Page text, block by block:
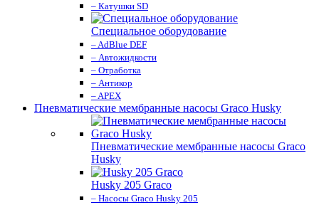
– Катушки SD
Специальное оборудование
– AdBlue DEF
– Автожидкости
– Отработка
– Антикор
– APEX
Пневматические мембранные насосы Graco Husky
Пневматические мембранные насосы Graco
Husky
Husky 205 Graco
– Насосы Graco Husky 205